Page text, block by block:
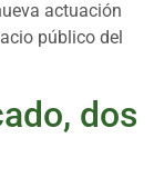
actuación
público del
dos